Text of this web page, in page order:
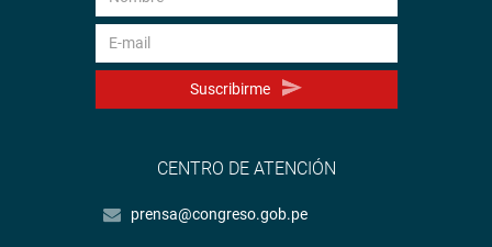
Suscribirme
CENTRO DE ATENCIÓN
prensa@congreso.gob.pe